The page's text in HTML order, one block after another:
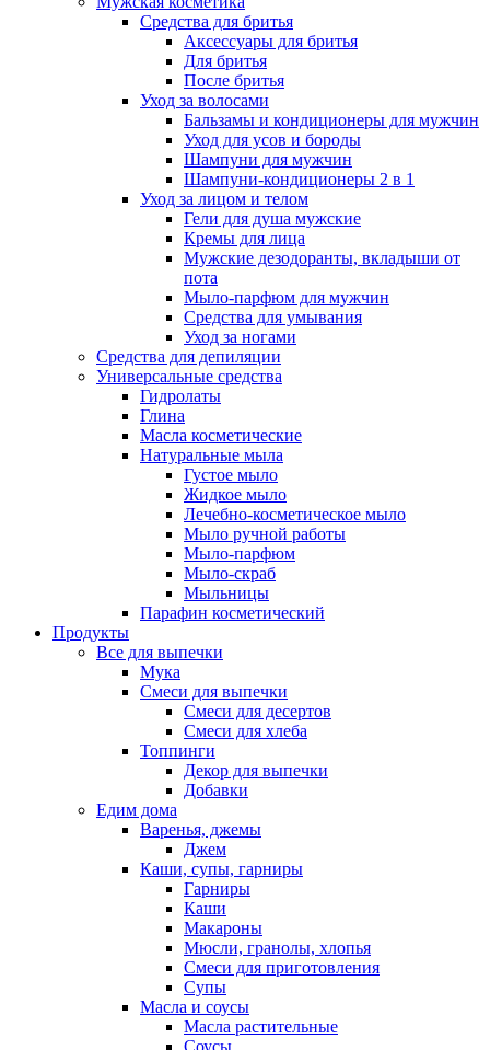
Средства для бритья
Аксессуары для бритья
Для бритья
После бритья
Уход за волосами
Бальзамы и кондиционеры для мужчин
Уход для усов и бороды
Шампуни для мужчин
Шампуни-кондиционеры 2 в 1
Уход за лицом и телом
Гели для душа мужские
Кремы для лица
Мужские дезодоранты, вкладыши от
пота
Мыло-парфюм для мужчин
Средства для умывания
Уход за ногами
Средства для депиляции
Универсальные средства
Гидролаты
Глина
Масла косметические
Натуральные мыла
Густое мыло
Жидкое мыло
Лечебно-косметическое мыло
Мыло ручной работы
Мыло-парфюм
Мыло-скраб
Мыльницы
Парафин косметический
Продукты
Все для выпечки
Мука
Смеси для выпечки
Смеси для десертов
Смеси для хлеба
Топпинги
Декор для выпечки
Добавки
Едим дома
Варенья, джемы
Джем
Каши, супы, гарниры
Гарниры
Каши
Макароны
Мюсли, гранолы, хлопья
Смеси для приготовления
Супы
Масла и соусы
Масла растительные
Соусы